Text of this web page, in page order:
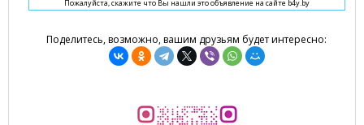
Пожалуйста, скажите что Вы нашли это объявление на сайте b4y.by
Поделитесь, возможно, вашим друзьям будет интересно: